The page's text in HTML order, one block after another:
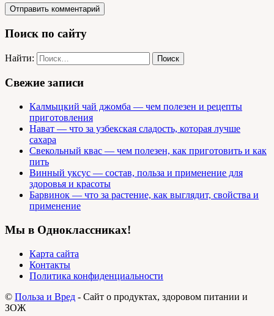
Поиск по сайту
Найти:
Свежие записи
Калмыцкий чай джомба — чем полезен и рецепты
приготовления
Нават — что за узбекская сладость, которая лучше
сахара
Свекольный квас — чем полезен, как приготовить и как
пить
Винный уксус — состав, польза и применение для
здоровья и красоты
Барвинок — что за растение, как выглядит, свойства и
применение
Мы в Одноклассниках!
Карта сайта
Контакты
Политика конфиденциальности
© Польза и Вред - Сайт о продуктах, здоровом питании и
ЗОЖ